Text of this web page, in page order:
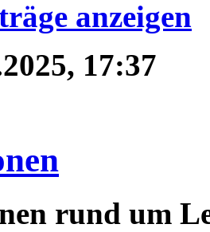
anzeigen
17:37
rund um